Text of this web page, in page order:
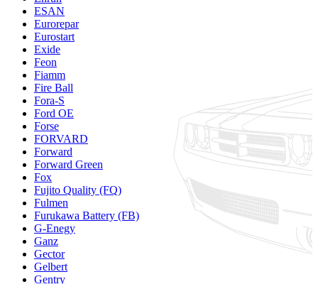
ESAN
Eurorepar
Eurostart
Exide
Feon
Fiamm
Fire Ball
Fora-S
Ford OE
Forse
FORVARD
Forward
Forward Green
Fox
Fujito Quality (FQ)
Fulmen
Furukawa Battery (FB)
G-Enegy
Ganz
Gector
Gelbert
Gentry